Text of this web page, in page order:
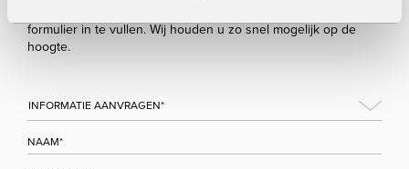
formulier in te vullen. Wij houden u zo snel mogelijk op de
hoogte.